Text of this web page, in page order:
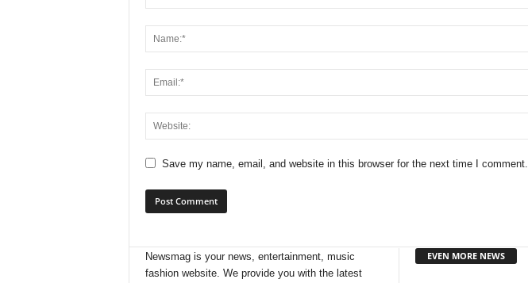
Save my name, email, and website in this browser for the next time I comment.
Newsmag is your news, entertainment, music
fashion website. We provide you with the latest
EVEN MORE NEWS